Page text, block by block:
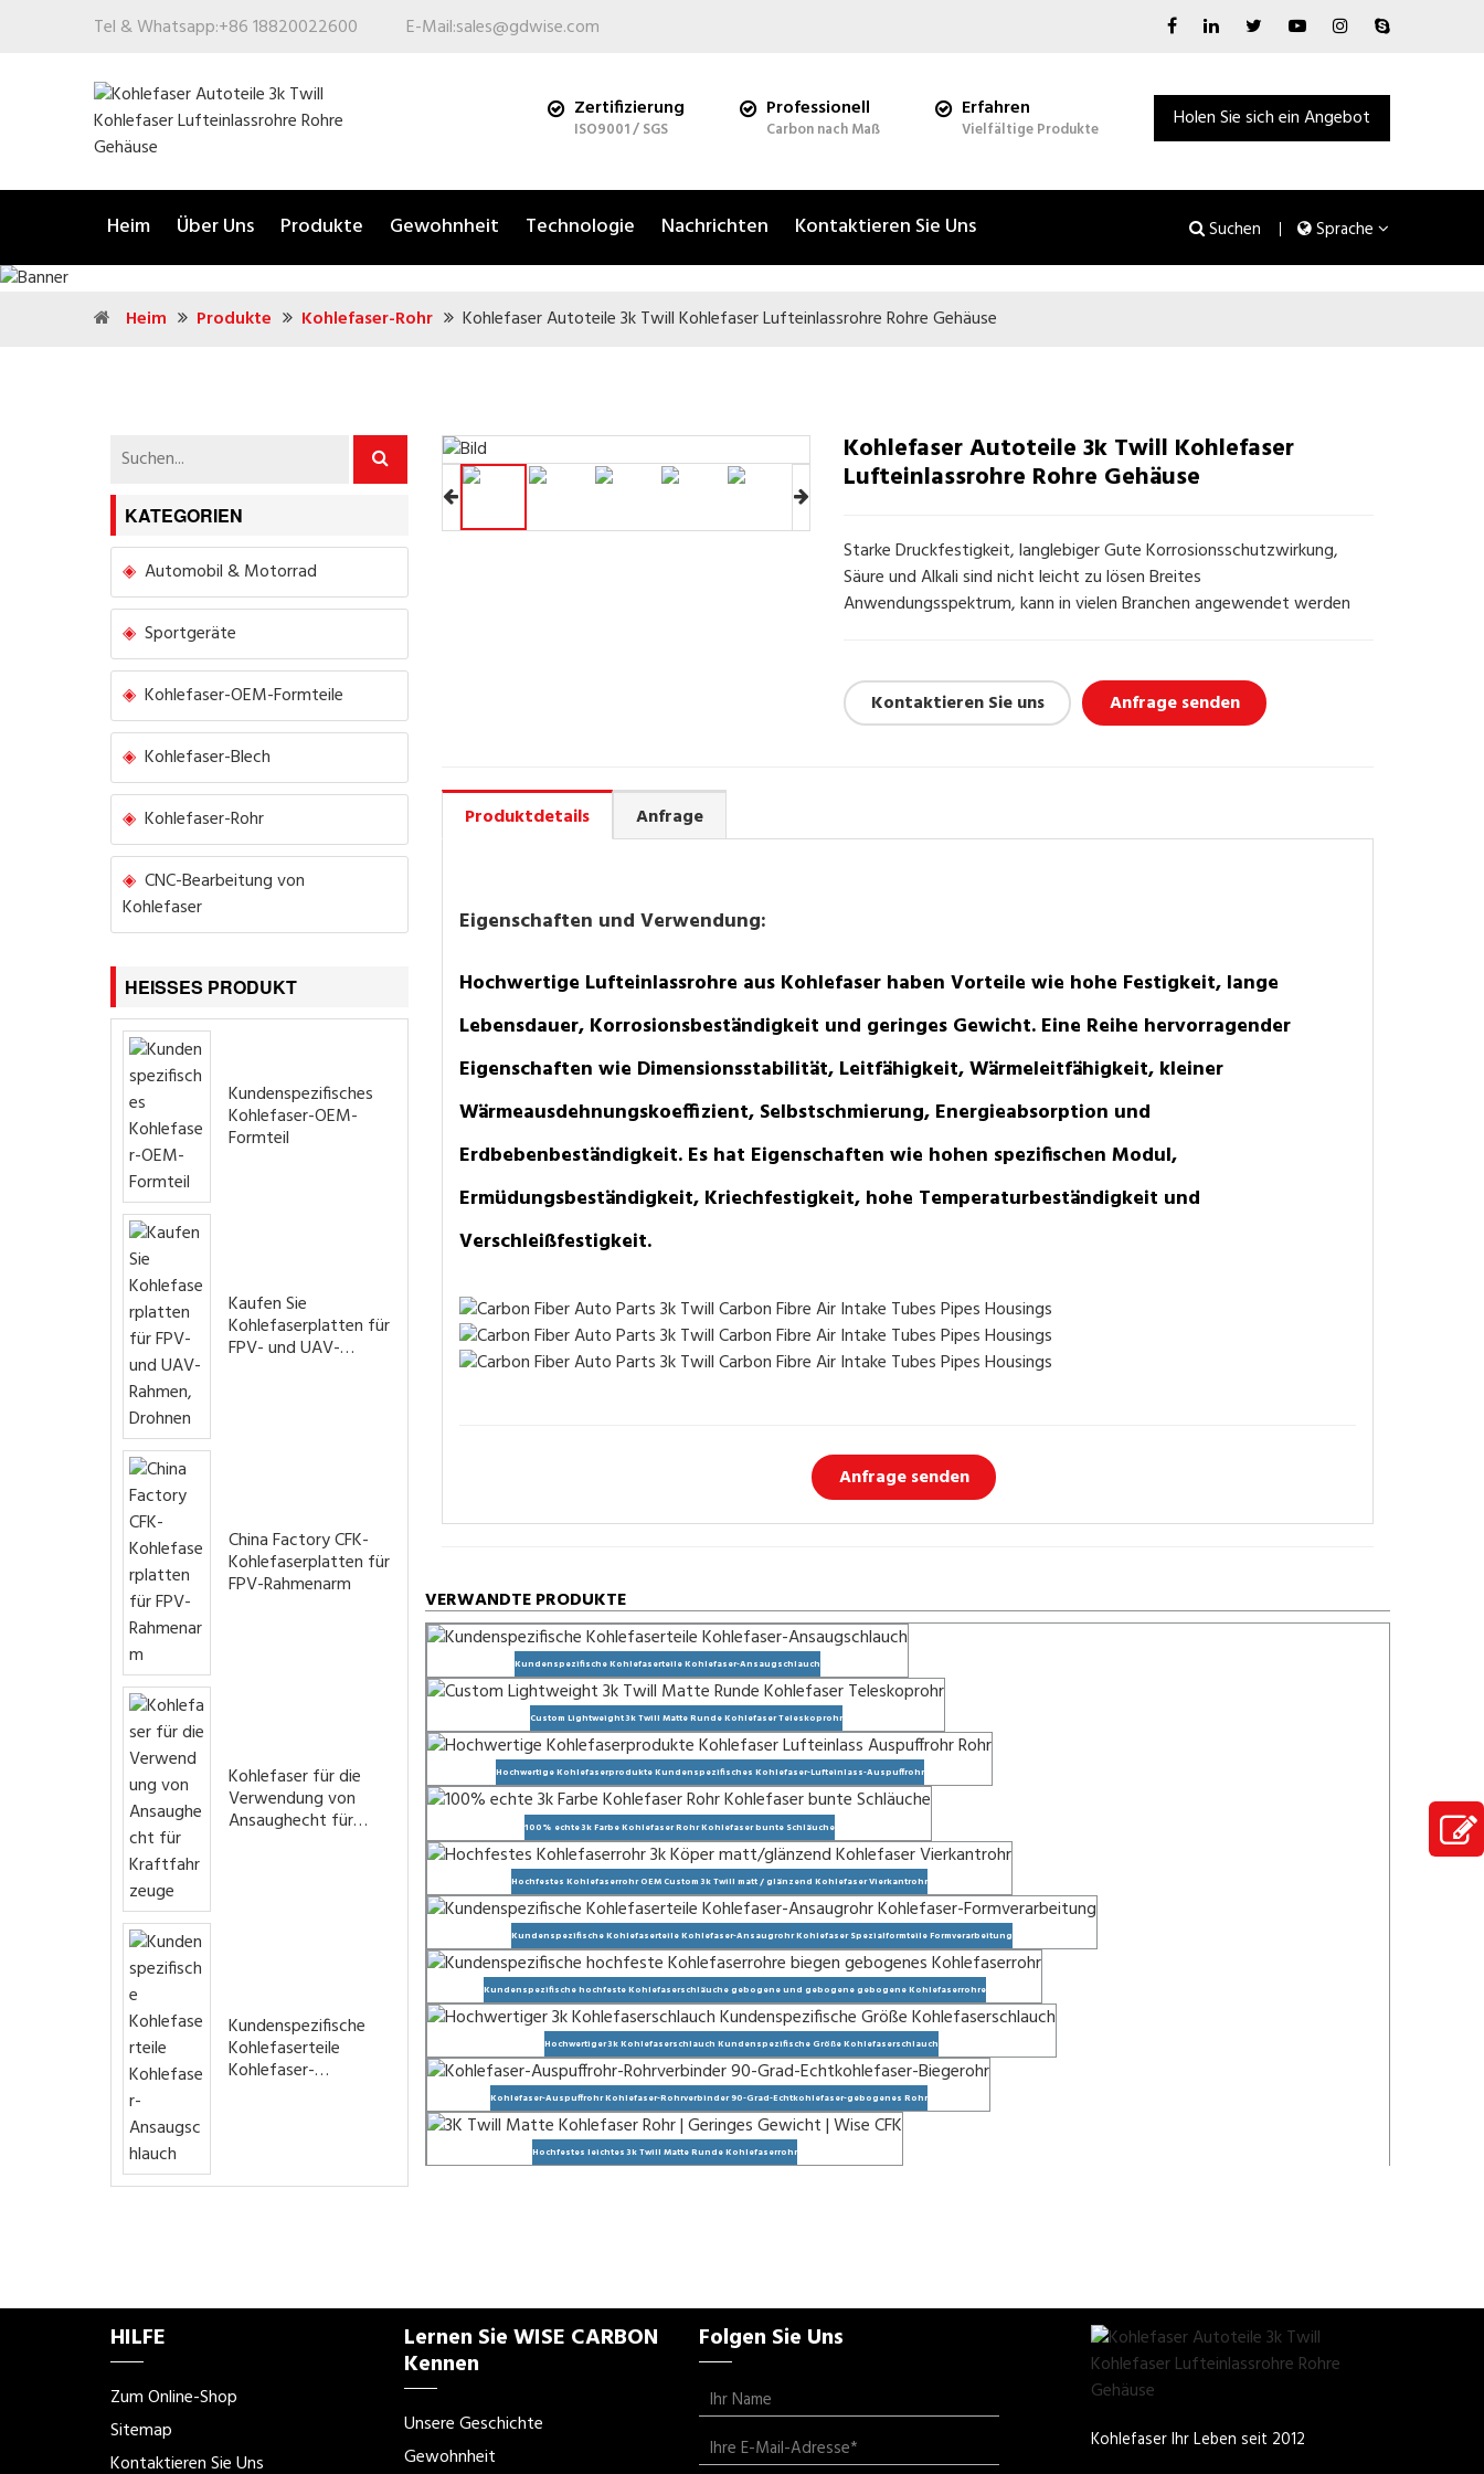
Tel & Whatsapp:+86 18820022600 E-Mail:sales@gdwise.com
Zertifizierung
ISO9001 / SGS
Professionell
Carbon nach Maß
Erfahren
Vielfältige Produkte Holen Sie sich ein Angebot
Heim Über Uns Produkte Gewohnheit Technologie Nachrichten Kontaktieren Sie Uns Sprache
Suchen
Heim Produkte Kohlefaser-Rohr Kohlefaser Autoteile 3k Twill Kohlefaser Lufteinlassrohre Rohre Gehäuse
Kohlefaser Autoteile 3k Twill Kohlefaser
Lufteinlassrohre Rohre Gehäuse
Starke Druckfestigkeit, langlebiger Gute Korrosionsschutzwirkung,
Säure und Alkali sind nicht leicht zu lösen Breites
Anwendungsspektrum, kann in vielen Branchen angewendet werden
Kontaktieren Sie uns Anfrage senden
Produktdetails Anfrage
Eigenschaften und Verwendung:
Hochwertige Lufteinlassrohre aus Kohlefaser haben Vorteile wie hohe Festigkeit, lange
Lebensdauer, Korrosionsbeständigkeit und geringes Gewicht. Eine Reihe hervorragender
Eigenschaften wie Dimensionsstabilität, Leitfähigkeit, Wärmeleitfähigkeit, kleiner
Wärmeausdehnungskoeffizient, Selbstschmierung, Energieabsorption und
Erdbebenbeständigkeit. Es hat Eigenschaften wie hohen spezifischen Modul,
Ermüdungsbeständigkeit, Kriechfestigkeit, hohe Temperaturbeständigkeit und
Verschleißfestigkeit.
Anfrage senden
VERWANDTE PRODUKTE
Kundenspezifische Kohlefaserteile Kohlefaser-Ansaugschlauch
Custom Lightweight 3k Twill Matte Runde Kohlefaser Teleskoprohr
Hochwertige Kohlefaserprodukte Kundenspezifisches Kohlefaser-Lufteinlass-Auspuffrohr
100% echte 3k Farbe Kohlefaser Rohr Kohlefaser bunte Schläuche
Hochfestes Kohlefaserrohr OEM Custom 3k Twill matt / glänzend Kohlefaser Vierkantrohr
Kundenspezifische Kohlefaserteile Kohlefaser-Ansaugrohr Kohlefaser Spezialformteile Formverarbeitung
Kundenspezifische hochfeste Kohlefaserschläuche gebogene und gebogene gebogene Kohlefaserrohre
Hochwertiger 3k Kohlefaserschlauch Kundenspezifische Größe Kohlefaserschlauch
Kohlefaser-Auspuffrohr Kohlefaser-Rohrverbinder 90-Grad-Echtkohlefaser-gebogenes Rohr
Hochfestes leichtes 3k Twill Matte Runde Kohlefaserrohr
KATEGORIEN
Automobil & Motorrad
Sportgeräte
Kohlefaser-OEM-Formteile
Kohlefaser-Blech
Kohlefaser-Rohr
CNC-Bearbeitung von
Kohlefaser
HEISSES PRODUKT
Kundenspezifisches
Kohlefaser-OEM-
Formteil
Kaufen Sie
Kohlefaserplatten für
FPV- und UAV-
China Factory CFK-
Kohlefaserplatten für
FPV-Rahmenarm
Kohlefaser für die
Verwendung von
Ansaughecht für
Kundenspezifische
Kohlefaserteile
Kohlefaser-
HILFE
Zum Online-Shop
Sitemap
Kontaktieren Sie Uns
Lernen Sie WISE CARBON
Kennen
Unsere Geschichte
Gewohnheit
Folgen Sie Uns
Kohlefaser Ihr Leben seit 2012